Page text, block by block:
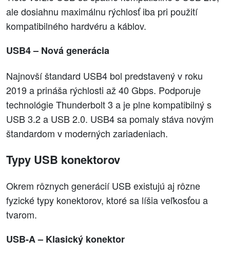
ale dosiahnu maximálnu rýchlosť iba pri použití
kompatibilného hardvéru a káblov.
USB4 – Nová generácia
Najnovší štandard USB4 bol predstavený v roku
2019 a prináša rýchlosti až 40 Gbps. Podporuje
technológie Thunderbolt 3 a je plne kompatibilný s
USB 3.2 a USB 2.0. USB4 sa pomaly stáva novým
štandardom v moderných zariadeniach.
Typy USB konektorov
Okrem rôznych generácií USB existujú aj rôzne
fyzické typy konektorov, ktoré sa líšia veľkosťou a
tvarom.
USB-A – Klasický konektor